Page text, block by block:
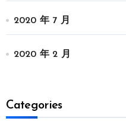
2020 年 7 月
2020 年 2 月
Categories